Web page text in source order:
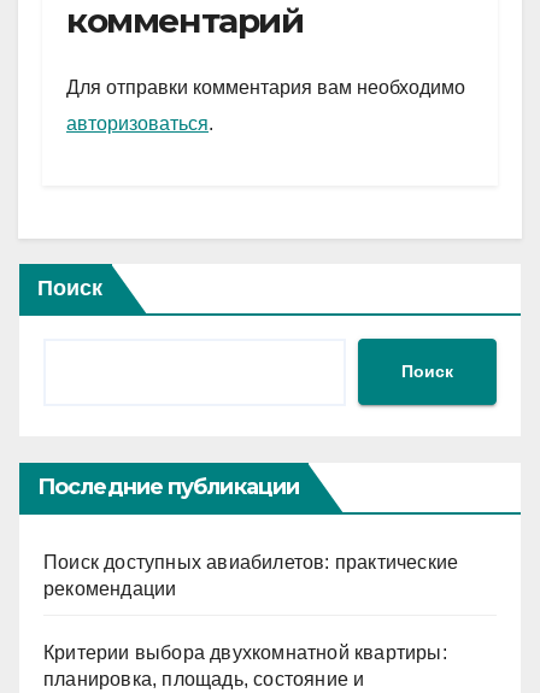
a
m
A
p
и
комментарий
Для отправки комментария вам необходимо
авторизоваться.
Поиск
Поиск
Последние публикации
Поиск доступных авиабилетов: практические
рекомендации
Критерии выбора двухкомнатной квартиры:
планировка, площадь, состояние и